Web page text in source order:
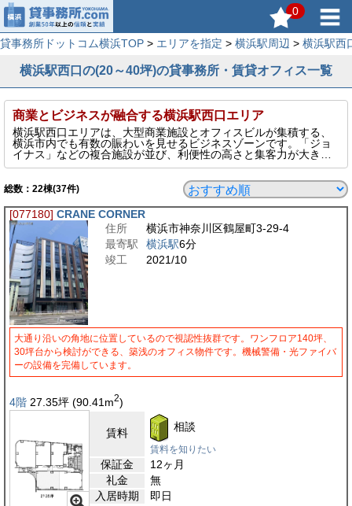
0
貸事務所ドットコム横浜TOP > エリアを指定 > 横浜駅周辺 > 横浜駅西
横浜駅西口の(20～40坪)の貸事務所・賃貸オフィス一覧
商業とビジネスが融合する横浜駅西口エリア
横浜駅西口エリアは、大型商業施設とオフィスビルが集積する、
横浜市内でも有数の賑わいを見せるビジネスゾーンです。「ジョ
イナス」などの複合施設が並び、利便性の高さと集客力が大きな
魅力。JR・相鉄・東急・横浜市営地下鉄など複数路線が利用可能
は中～大規模まで多様で、営業拠点・本社機能・店舗併設型事務
所など幅広い用途に対応可能。ビジネスの拠点として、利便性・
認知度ともに高い価値を持つエリアです。
このページでは、そんな横浜駅西口エリアの20～40坪の貸事務所
を表示しています。
総数： 22棟(37件)
[077180] CRANE CORNER
住所
横浜市神奈川区鶴屋町3-29-4
最寄駅
横浜駅6分
竣工
2021/10
大通り沿いの角地に位置しているので視認性抜群です。ワンフロア140坪、
30坪台から検討ができる、築浅のオフィス物件です。機械警備・光ファイバ
ーの設備を完備しています。
4階 27.35坪 (90.41 m2)
賃料 相談
賃料を知りたい
保証金
12ヶ月
礼金
無
入居時期
即日